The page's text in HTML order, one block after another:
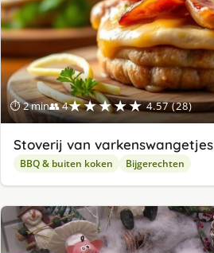
⏱ 2 min👥 4★★★★★ 4.57 (28)
Stoverij van varkenswangetjes
BBQ & buiten koken Bijgerechten